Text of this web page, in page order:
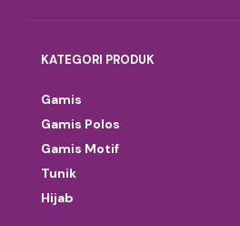
KATEGORI PRODUK
Gamis
Gamis Polos
Gamis Motif
Tunik
Hijab